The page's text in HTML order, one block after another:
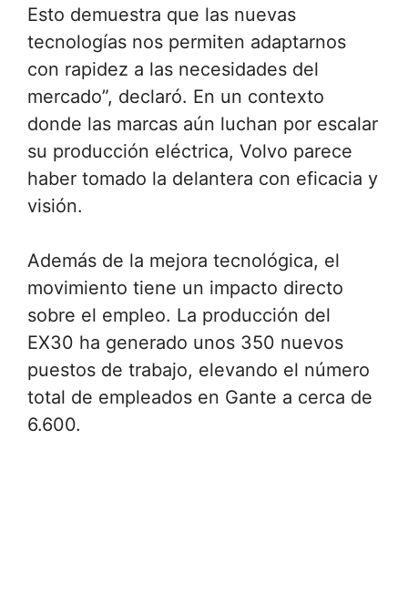
Esto demuestra que las nuevas
tecnologías nos permiten adaptarnos
con rapidez a las necesidades del
mercado”, declaró. En un contexto
donde las marcas aún luchan por escalar
su producción eléctrica, Volvo parece
haber tomado la delantera con eficacia y
visión.
Además de la mejora tecnológica, el
movimiento tiene un impacto directo
sobre el empleo. La producción del
EX30 ha generado unos 350 nuevos
puestos de trabajo, elevando el número
total de empleados en Gante a cerca de
6.600.